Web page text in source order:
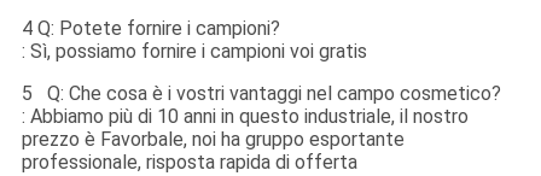
4 Q: Potete fornire i campioni?
: Sì, possiamo fornire i campioni voi gratis
5 Q: Che cosa è i vostri vantaggi nel campo cosmetico?
: Abbiamo più di 10 anni in questo industriale, il nostro
prezzo è Favorbale, noi ha gruppo esportante
professionale, risposta rapida di offerta